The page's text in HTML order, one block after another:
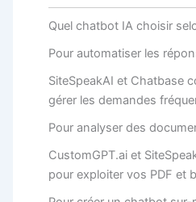
Quel chatbot IA choisir
Pour automatiser les
SiteSpeakAI et Chatbase
gérer les demandes
Pour analyser des
CustomGPT.ai et
pour exploiter vos PDF et